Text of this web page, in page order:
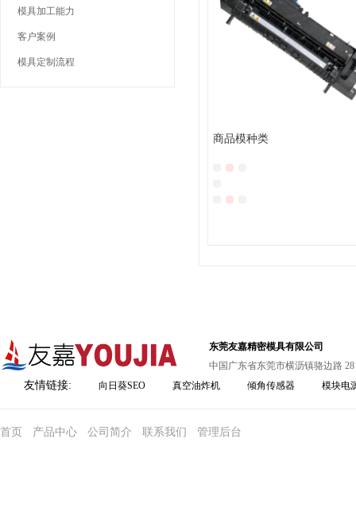
模具加工能力
客户案例
模具定制流程
商品模种类
东莞友嘉精密模具有限公司
中国广东省东莞市横沥镇骆边路 28
友情链接: 向日葵SEO 真空油炸机 倾角传感器 模块电
首页 产品中心 公司简介 联系我们 管理后台